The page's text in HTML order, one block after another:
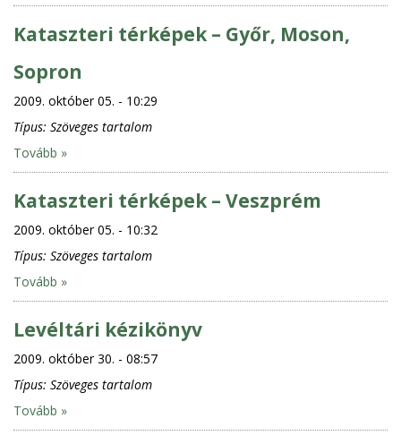
Kataszteri térképek – Győr, Moson,
Sopron
2009. október 05. - 10:29
Típus: Szöveges tartalom
Tovább »
Kataszteri térképek – Veszprém
2009. október 05. - 10:32
Típus: Szöveges tartalom
Tovább »
Levéltári kézikönyv
2009. október 30. - 08:57
Típus: Szöveges tartalom
Tovább »